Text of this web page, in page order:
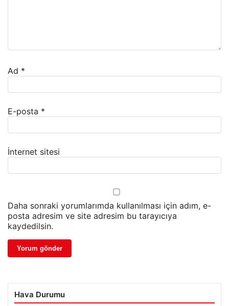
Ad *
E-posta *
İnternet sitesi
Daha sonraki yorumlarımda kullanılması için adım, e-
posta adresim ve site adresim bu tarayıcıya
kaydedilsin.
Hava Durumu